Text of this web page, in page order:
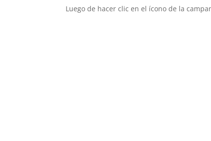
Luego de hacer clic en el ícono de la